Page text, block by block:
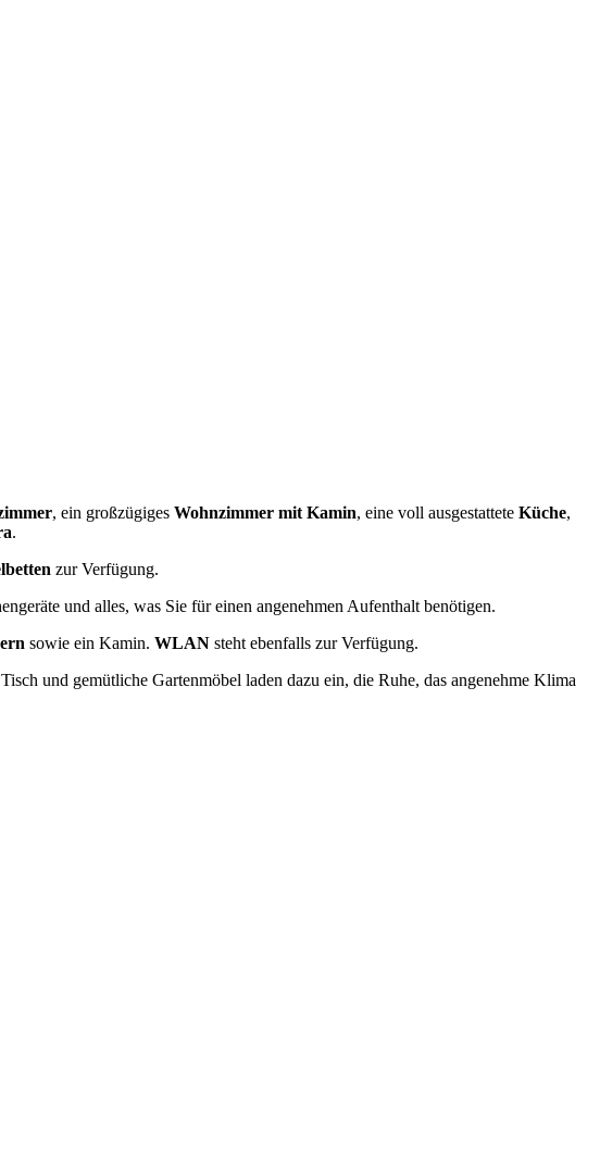
, ein großzügiges Wohnzimmer mit Kamin, eine voll ausgestattete Küche,
.
zur Verfügung.
und alles, was Sie für einen angenehmen Aufenthalt benötigen.
sowie ein Kamin. WLAN steht ebenfalls zur Verfügung.
und gemütliche Gartenmöbel laden dazu ein, die Ruhe, das angenehme Klima